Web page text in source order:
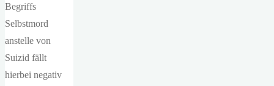
Begriffs
Selbstmord
anstelle von
Suizid fällt
hierbei negativ